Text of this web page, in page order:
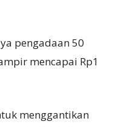
pengadaan 50
mencapai Rp1
menggantikan